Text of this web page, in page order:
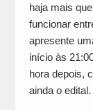
haja mais
funcionar
apresente
início às
hora depois,
ainda o edital.